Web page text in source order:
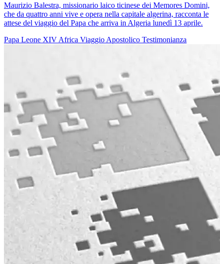
Maurizio Balestra, missionario laico ticinese dei Memores Domini,
che da quattro anni vive e opera nella capitale algerina, racconta le
attese del viaggio del Papa che arriva in Algeria lunedì 13 aprile.
Papa Leone XIV Africa Viaggio Apostolico Testimonianza